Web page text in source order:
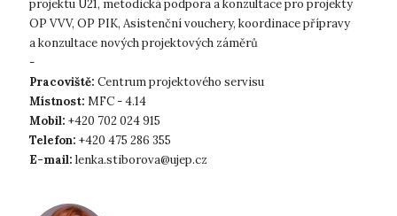
projektu U21, metodická podpora a konzultace pro projekty
OP VVV, OP PIK, Asistenční vouchery, koordinace přípravy
a konzultace nových projektových záměrů
-
Pracoviště: Centrum projektového servisu
Místnost: MFC - 4.14
Mobil: +420 702 024 915
Telefon: +420 475 286 355
E-mail: lenka.stiborova@ujep.cz